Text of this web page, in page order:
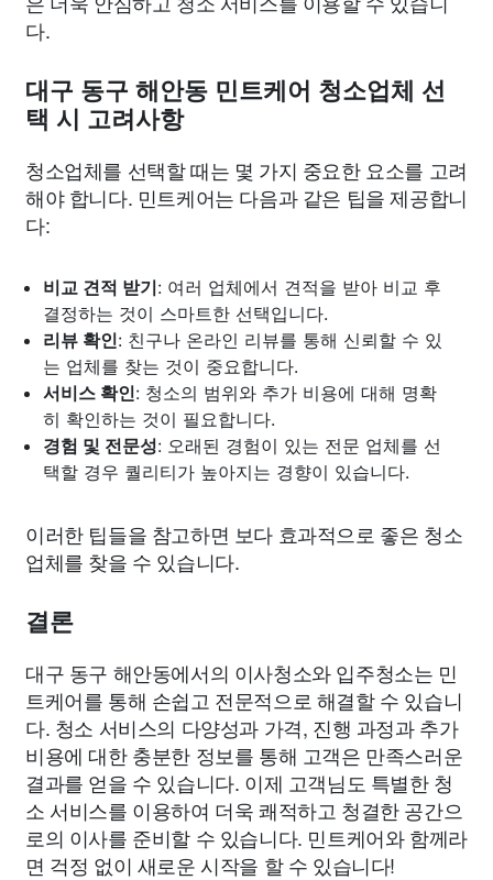
다.
대구 동구 해안동 민트케어 청소업체 선
택 시 고려사항
청소업체를 선택할 때는 몇 가지 중요한 요소를 고려
해야 합니다. 민트케어는 다음과 같은 팁을 제공합니
다:
비교 견적 받기: 여러 업체에서 견적을 받아 비교 후
결정하는 것이 스마트한 선택입니다.
리뷰 확인: 친구나 온라인 리뷰를 통해 신뢰할 수 있
는 업체를 찾는 것이 중요합니다.
서비스 확인: 청소의 범위와 추가 비용에 대해 명확
히 확인하는 것이 필요합니다.
경험 및 전문성: 오래된 경험이 있는 전문 업체를 선
택할 경우 퀄리티가 높아지는 경향이 있습니다.
이러한 팁들을 참고하면 보다 효과적으로 좋은 청소
업체를 찾을 수 있습니다.
결론
대구 동구 해안동에서의 이사청소와 입주청소는 민
트케어를 통해 손쉽고 전문적으로 해결할 수 있습니
다. 청소 서비스의 다양성과 가격, 진행 과정과 추가
비용에 대한 충분한 정보를 통해 고객은 만족스러운
결과를 얻을 수 있습니다. 이제 고객님도 특별한 청
소 서비스를 이용하여 더욱 쾌적하고 청결한 공간으
로의 이사를 준비할 수 있습니다. 민트케어와 함께라
면 걱정 없이 새로운 시작을 할 수 있습니다!